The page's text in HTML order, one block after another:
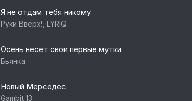
Я не отдам тебя никому
Руки Вверх!, LYRIQ
Осень несет свои первые мутки
Бьянка
Новый Мерседес
Gambit 13